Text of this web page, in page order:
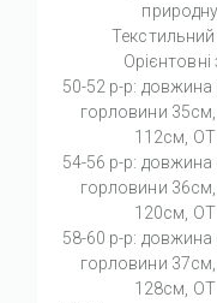
50-52 р-р: довжина
горловини
112см, ОТ
54-56 р-р: довжина
горловини
120см, ОТ
58-60 р-р: довжина
горловини
128см, ОТ